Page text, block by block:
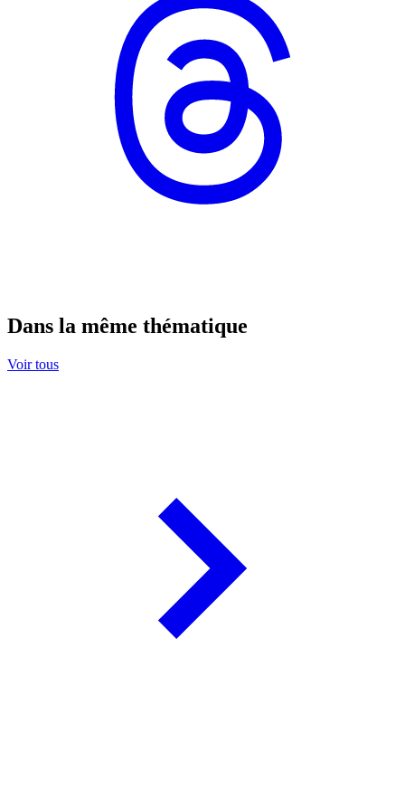
Dans la même thématique
Voir tous